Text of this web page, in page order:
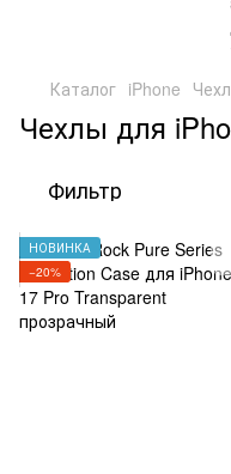
Каталог iPhone
Чехлы для
Фильтр
НОВИНКА
−20%